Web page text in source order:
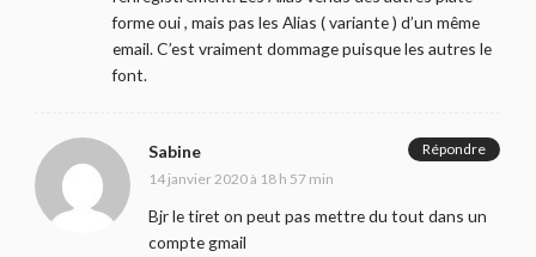
forme oui , mais pas les Alias ( variante ) d’un même
email. C’est vraiment dommage puisque les autres le
font.
Sabine
14 janvier 2020 à 18 h 57 min
Bjr le tiret on peut pas mettre du tout dans un
compte gmail
Répondre